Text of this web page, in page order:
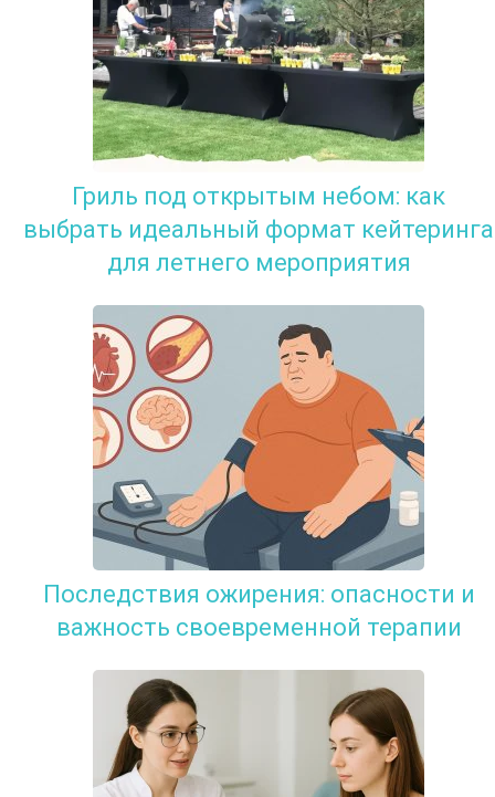
Гриль под открытым небом: как
выбрать идеальный формат кейтеринга
для летнего мероприятия
Последствия ожирения: опасности и
важность своевременной терапии